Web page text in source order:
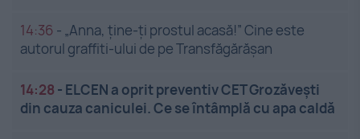
14:36 - „Anna, ține-ți prostul acasă!” Cine este
autorul graffiti-ului de pe Transfăgărășan
14:28 - ELCEN a oprit preventiv CET Grozăveşti
din cauza caniculei. Ce se întâmplă cu apa caldă